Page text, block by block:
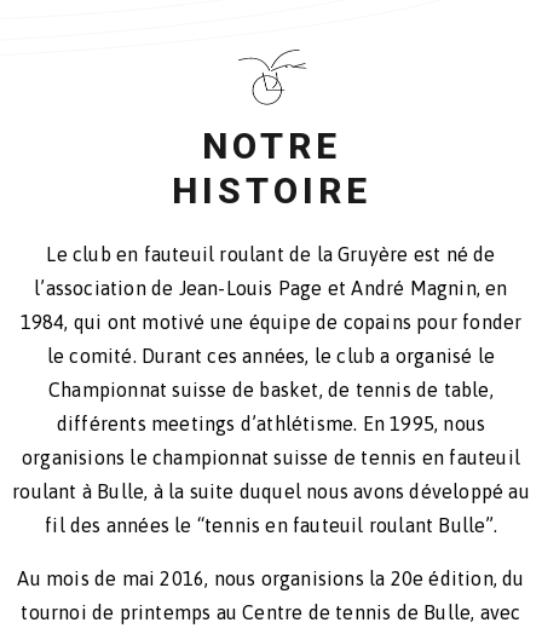
NOTRE
HISTOIRE
Le club en fauteuil roulant de la Gruyère est né de
l’association de Jean-Louis Page et André Magnin, en
1984, qui ont motivé une équipe de copains pour fonder
le comité. Durant ces années, le club a organisé le
Championnat suisse de basket, de tennis de table,
différents meetings d’athlétisme. En 1995, nous
organisions le championnat suisse de tennis en fauteuil
roulant à Bulle, à la suite duquel nous avons développé au
fil des années le “tennis en fauteuil roulant Bulle”.
Au mois de mai 2016, nous organisions la 20e édition, du
tournoi de printemps au Centre de tennis de Bulle, avec